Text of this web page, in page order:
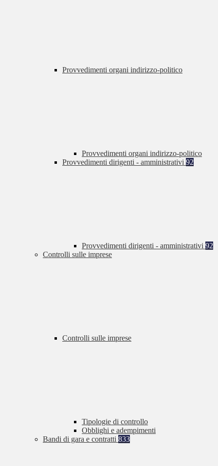
Provvedimenti organi indirizzo-politico
Provvedimenti organi indirizzo-politico
Provvedimenti dirigenti - amministrativi 92
Provvedimenti dirigenti - amministrativi 92
Controlli sulle imprese
Controlli sulle imprese
Tipologie di controllo
Obblighi e adempimenti
Bandi di gara e contratti 833